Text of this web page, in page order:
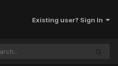
Existing user? Sign In